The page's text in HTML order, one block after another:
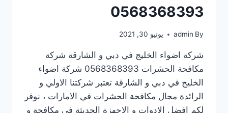
0568368393
By
admin يونيو 30, 2021
شركة اضواء الخليج في دبي و الشارقة شركة
مكافحة الحشرات 0568368393 شركة اضواء
الخليج في دبي و الشارقة تعتبر شركتنا الاولي و
الرائدة مجال مكافحة الحشرات في الامارات ، نوفر
لكم افضل الادوات و الاجهزة الحديثة في مكافحة و